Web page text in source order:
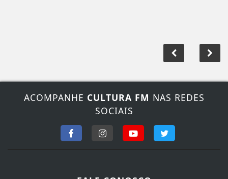
NAS REDES
SOCIAIS